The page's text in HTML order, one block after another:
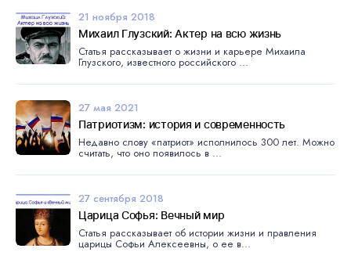
21 ноября 2018
Михаил Глузский: Актер на всю жизнь
Статья рассказывает о жизни и карьере Михаила
Глузского, известного российского ...
27 мая 2021
Патриотизм: история и современность
Недавно слову «патриот» исполнилось 300 лет. Можно
считать, что оно появилось в ...
27 сентября 2018
Царица Софья: Вечный мир
Статья рассказывает об истории жизни и правления
царицы Софьи Алексеевны, о ее в...